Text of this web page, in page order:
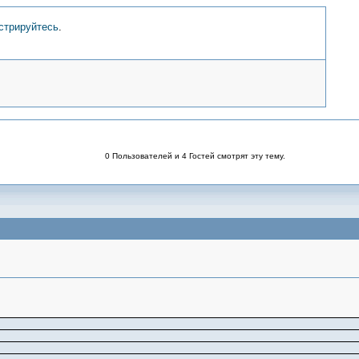
.
0 Пользователей и 4 Гостей смотрят эту тему.